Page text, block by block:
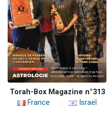
Torah-Box Magazine n°313
France
Israël